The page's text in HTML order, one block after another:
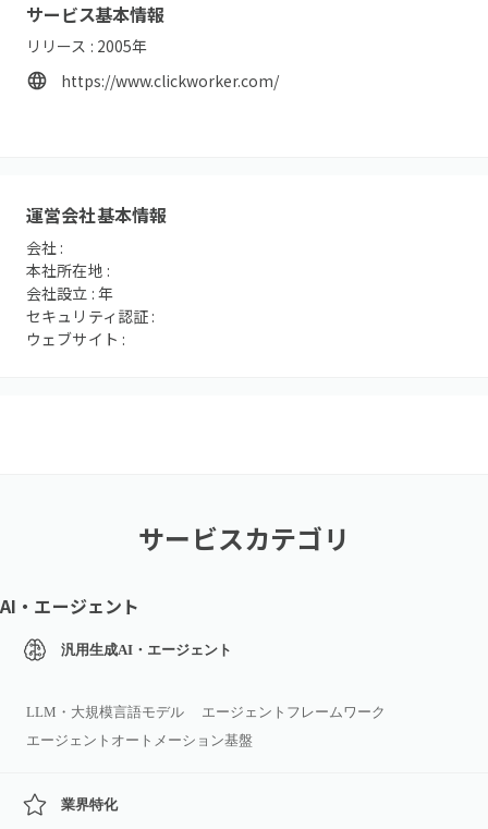
サービス基本情報
リリース : 2005年
https://www.clickworker.com/
運営会社基本情報
会社 :
本社所在地 :
会社設立 : 年
セキュリティ認証 :
ウェブサイト :
サービスカテゴリ
AI・エージェント
汎用生成AI・エージェント
LLM・大規模言語モデル
エージェントフレームワーク
エージェントオートメーション基盤
業界特化